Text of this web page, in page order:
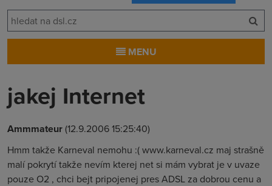
MENU
jakej Internet
Ammmateur(12.9.2006 15:25:40)
Hmm takže Karneval nemohu :( www.karneval.cz maj strašně
malí pokrytí takže nevím kterej net si mám vybrat je v uvaze
pouze O2 , chci bejt pripojenej pres ADSL za dobrou cenu a